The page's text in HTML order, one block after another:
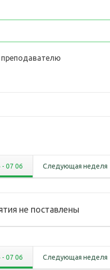
преподавателю
- 07 06 Следующая неделя
не поставлены
- 07 06 Следующая неделя